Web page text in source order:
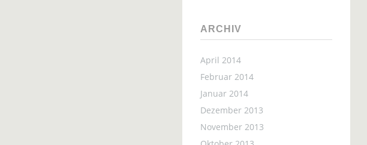
ARCHIV
April 2014
Februar 2014
Januar 2014
Dezember 2013
November 2013